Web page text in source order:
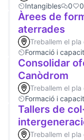
Intangibles
0 0
Àrees de
aterrades
Treballem el
Formació i
Consolidar
Canòdrom
Treballem el
Formació i
Tallers de
Treballem el